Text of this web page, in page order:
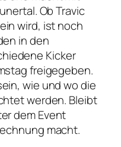
Ob Travic
wird, ist noch
in den
Kicker
freigegeben.
wie und wo die
werden. Bleibt
dem Event
macht.